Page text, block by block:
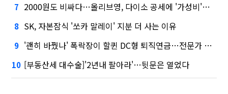
7 2000원도 비싸다…올리브영, 다이소 공세에 '가성비'로 맞불
8 SK, 자본잠식 '쏘카 말레이' 지분 더 사는 이유
9 '괜히 바꿨나' 폭락장이 할퀸 DC형 퇴직연금…전문가 조언은
10 [부동산세 대수술]'2년내 팔아라'…뒷문은 열었다